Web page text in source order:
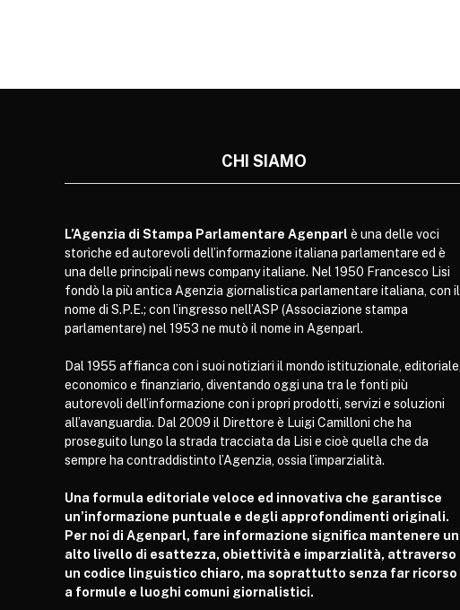
CHI SIAMO
L’Agenzia di Stampa Parlamentare Agenparl è una delle voci
storiche ed autorevoli dell’informazione italiana parlamentare ed è
una delle principali news company italiane. Nel 1950 Francesco Lisi
fondò la più antica Agenzia giornalistica parlamentare italiana, con il
nome di S.P.E.; con l’ingresso nell’ASP (Associazione stampa
parlamentare) nel 1953 ne mutò il nome in Agenparl.
Dal 1955 affianca con i suoi notiziari il mondo istituzionale, editoriale,
economico e finanziario, diventando oggi una tra le fonti più
autorevoli dell’informazione con i propri prodotti, servizi e soluzioni
all’avanguardia. Dal 2009 il Direttore è Luigi Camilloni che ha
proseguito lungo la strada tracciata da Lisi e cioè quella che da
sempre ha contraddistinto l’Agenzia, ossia l’imparzialità.
Una formula editoriale veloce ed innovativa che garantisce
un’informazione puntuale e degli approfondimenti originali.
Per noi di Agenparl, fare informazione significa mantenere un
alto livello di esattezza, obiettività e imparzialità, attraverso
un codice linguistico chiaro, ma soprattutto senza far ricorso
a formule e luoghi comuni giornalistici.